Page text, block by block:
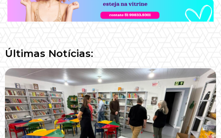
Últimas Notícias: